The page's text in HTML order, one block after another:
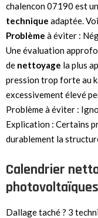
chalencon 07190 est
technique adaptée.
Problème à éviter :
Une évaluation
de nettoyage la plus
pression trop forte au
excessivement élevé
Problème à éviter :
Explication : Certains
durablement la
Calendrier
photovoltaïques
Dallage taché ? 3